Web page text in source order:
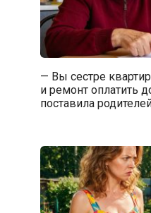
— Вы сестре
и ремонт оплатить
поставила